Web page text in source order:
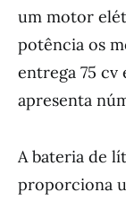
um motor
potência os
entrega 75
apresenta
A bateria de
proporciona